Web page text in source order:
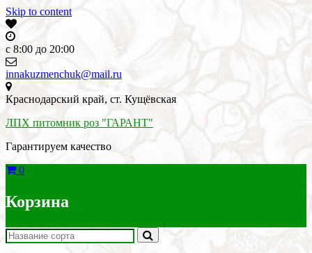
Skip to content
c 8:00 до 20:00
innakuzmenchuk@mail.ru
Краснодарский край, ст. Кущёвская
ЛПХ питомник роз "ГАРАНТ"
Гарантируем качество
0
Корзина